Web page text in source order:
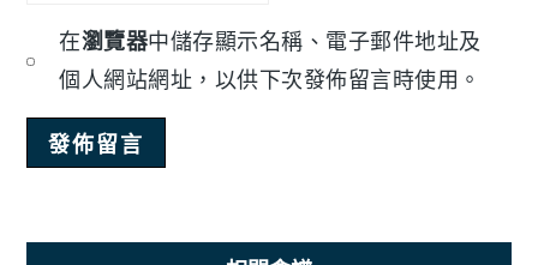
在瀏覽器中儲存顯示名稱、電子郵件地址及
個人網站網址，以供下次發佈留言時使用。